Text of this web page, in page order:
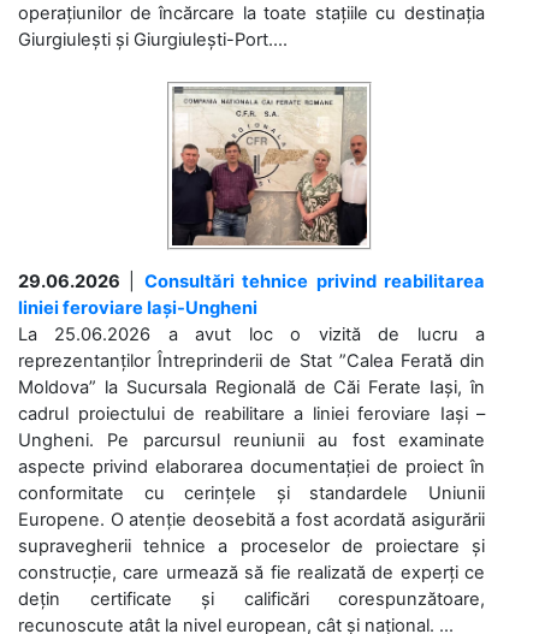
operațiunilor de încărcare la toate stațiile cu destinația
Giurgiulești și Giurgiulești-Port....
29.06.2026
Consultări tehnice privind reabilitarea
liniei feroviare Iași-Ungheni
La 25.06.2026 a avut loc o vizită de lucru a
reprezentanților Întreprinderii de Stat ”Calea Ferată din
Moldova” la Sucursala Regională de Căi Ferate Iași, în
cadrul proiectului de reabilitare a liniei feroviare Iași –
Ungheni. Pe parcursul reuniunii au fost examinate
aspecte privind elaborarea documentației de proiect în
conformitate cu cerințele și standardele Uniunii
Europene. O atenție deosebită a fost acordată asigurării
supravegherii tehnice a proceselor de proiectare și
construcție, care urmează să fie realizată de experți ce
dețin certificate și calificări corespunzătoare,
recunoscute atât la nivel european, cât și național. ...